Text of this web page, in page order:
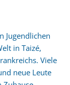
Jugendlichen
in Taizé,
Viele
neue Leute